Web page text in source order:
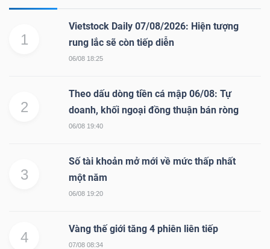
1
Vietstock Daily 07/08/2026: Hiện tượng
rung lắc sẽ còn tiếp diễn
06/08 18:25
2
Theo dấu dòng tiền cá mập 06/08: Tự
doanh, khối ngoại đồng thuận bán ròng
06/08 19:40
3
Số tài khoản mở mới về mức thấp nhất
một năm
06/08 19:20
4
Vàng thế giới tăng 4 phiên liên tiếp
07/08 08:34